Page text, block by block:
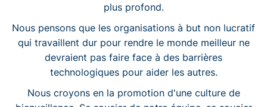
plus profond.
Nous pensons que les organisations à but non lucratif
qui travaillent dur pour rendre le monde meilleur ne
devraient pas faire face à des barrières
technologiques pour aider les autres.
Nous croyons en la promotion d'une culture de